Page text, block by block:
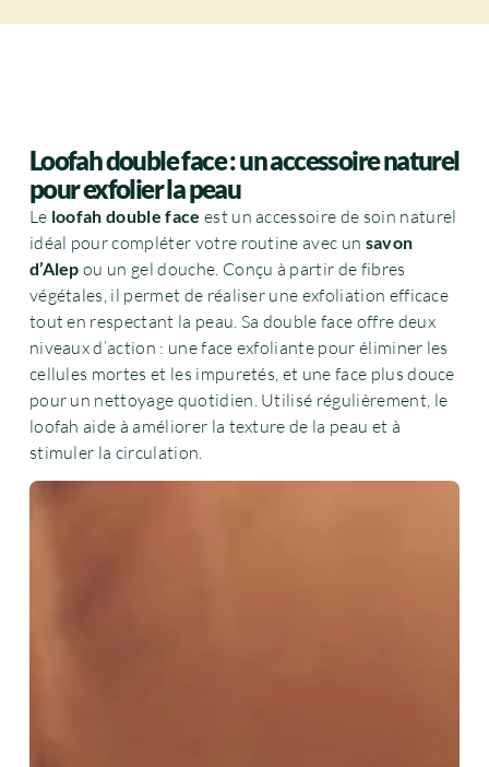
Loofah double face : un accessoire naturel
pour exfolier la peau
Le loofah double face est un accessoire de soin naturel
idéal pour compléter votre routine avec un savon
d’Alep ou un gel douche. Conçu à partir de fibres
végétales, il permet de réaliser une exfoliation efficace
tout en respectant la peau. Sa double face offre deux
niveaux d’action : une face exfoliante pour éliminer les
cellules mortes et les impuretés, et une face plus douce
pour un nettoyage quotidien. Utilisé régulièrement, le
loofah aide à améliorer la texture de la peau et à
stimuler la circulation.